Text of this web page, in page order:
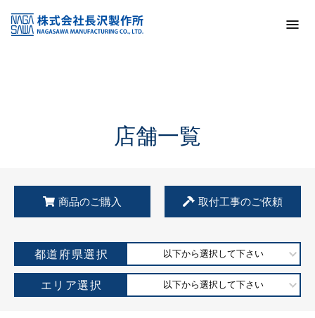
KSS加盟店・取扱店情報
店舗一覧
店舗一覧
商品のご購入 取付工事のご依頼
都道府県選択 以下から選択して下さい
エリア選択 以下から選択して下さい